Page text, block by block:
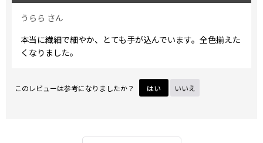
うらら さん
本当に繊細で細やか、とても手が込んでいます。全色揃えた
くなりました。
このレビューは参考になりましたか？ はい いいえ